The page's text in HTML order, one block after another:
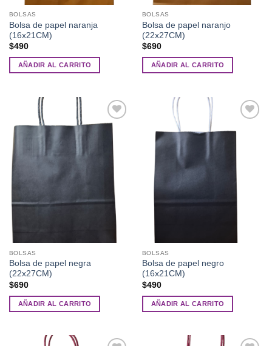
BOLSAS
Bolsa de papel naranja
(16x21CM)
$490
AÑADIR AL CARRITO
BOLSAS
Bolsa de papel naranjo
(22x27CM)
$690
AÑADIR AL CARRITO
Añadir
a la
lista de
deseos
BOLSAS
Bolsa de papel negra
(22x27CM)
$690
AÑADIR AL CARRITO
BOLSAS
Bolsa de papel negro
(16x21CM)
$490
AÑADIR AL CARRITO